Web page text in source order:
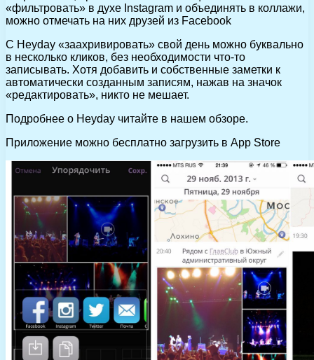
«фильтровать» в духе Instagram и объединять в коллажи,
можно отмечать на них друзей из Facebook
C Heyday «заахривировать» свой день можно буквально
в несколько кликов, без необходимости что-то
записывать. Хотя добавить и собственные заметки к
автоматически созданным записям, нажав на значок
«редактировать», никто не мешает.
Подробнее о Heyday читайте в нашем обзоре.
Приложение можно бесплатно загрузить в App Store